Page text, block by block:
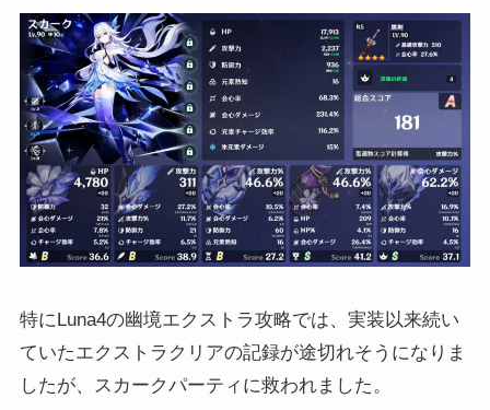
特にLuna4の幽境エクストラ攻略では、実装以来続い
ていたエクストラクリアの記録が途切れそうになりま
したが、スカークパーティに救われました。